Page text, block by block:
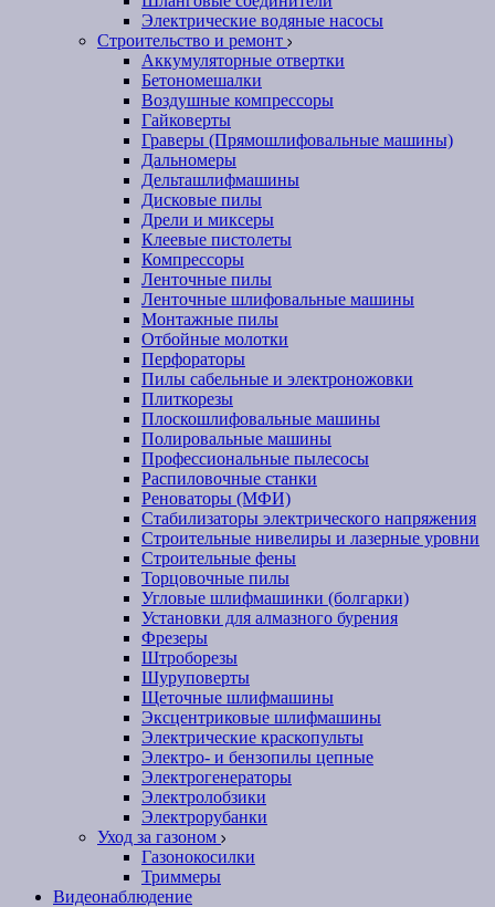
Электрические водяные насосы
Строительство и ремонт
Аккумуляторные отвертки
Бетономешалки
Воздушные компрессоры
Гайковерты
Граверы (Прямошлифовальные машины)
Дальномеры
Дельташлифмашины
Дисковые пилы
Дрели и миксеры
Клеевые пистолеты
Компрессоры
Ленточные пилы
Ленточные шлифовальные машины
Монтажные пилы
Отбойные молотки
Перфораторы
Пилы сабельные и электроножовки
Плиткорезы
Плоскошлифовальные машины
Полировальные машины
Профессиональные пылесосы
Распиловочные станки
Реноваторы (МФИ)
Стабилизаторы электрического напряжения
Строительные нивелиры и лазерные уровни
Строительные фены
Торцовочные пилы
Угловые шлифмашинки (болгарки)
Установки для алмазного бурения
Фрезеры
Штроборезы
Шуруповерты
Щеточные шлифмашины
Эксцентриковые шлифмашины
Электрические краскопульты
Электро- и бензопилы цепные
Электрогенераторы
Электролобзики
Электрорубанки
Уход за газоном
Газонокосилки
Триммеры
Видеонаблюдение